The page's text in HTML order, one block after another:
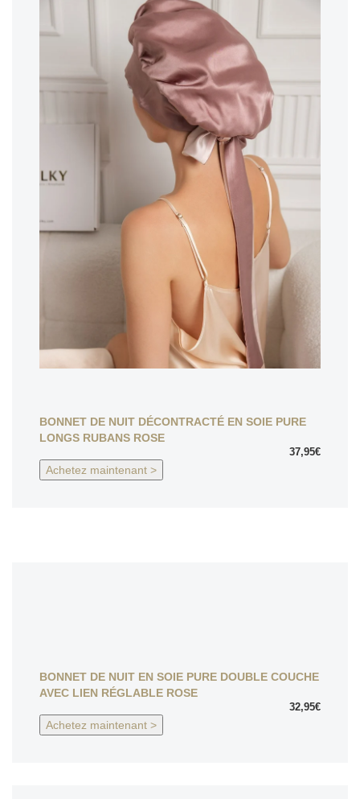
BONNET DE NUIT DÉCONTRACTÉ EN SOIE PURE
LONGS RUBANS ROSE
37,95€
Achetez maintenant >
BONNET DE NUIT EN SOIE PURE DOUBLE COUCHE
AVEC LIEN RÉGLABLE ROSE
32,95€
Achetez maintenant >